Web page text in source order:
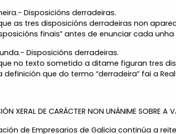
Disposicións derradeiras.
as tres disposicións derradeiras non
finais” antes de enunciar cada unha
Disposicións derradeiras.
no texto sometido a ditame figuran tres
definición que do termo “derradeira” fai a
XERAL DE CARÁCTER NON UNÁNIME SOBRE
de Empresarios de Galicia continúa a